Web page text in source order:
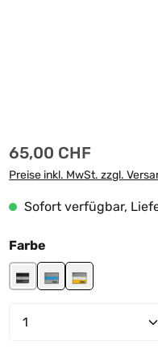
Regulärer Preis:
65,00 CHF
Preise inkl. MwSt. zzgl.
Sofort verfügbar,
Farbe
black-grey-black
grey-lightblue-grey
yellow-white-
Produkt